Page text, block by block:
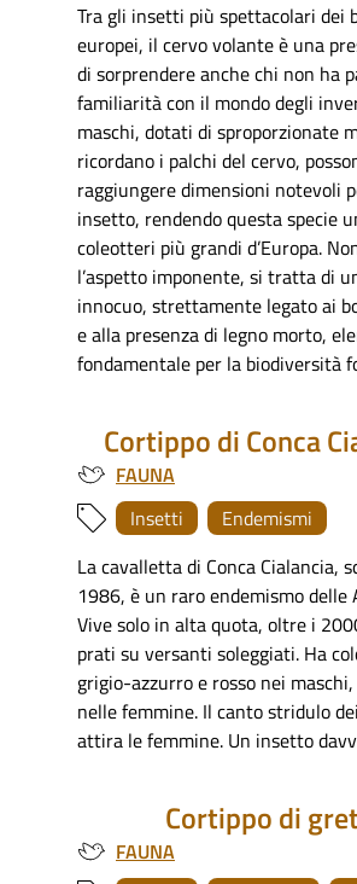
Tra gli insetti più spettacolari dei
europei, il cervo volante è una
di sorprendere anche chi non ha
familiarità con il mondo degli
maschi, dotati di sproporzionate
ricordano i palchi del cervo,
raggiungere dimensioni notevoli
insetto, rendendo questa specie
coleotteri più grandi d’Europa.
l’aspetto imponente, si tratta di
innocuo, strettamente legato ai
e alla presenza di legno morto,
fondamentale per la biodiversità
Cortippo di Conca
FAUNA
Insetti
Endemismi
La cavalletta di Conca Cialancia,
1986, è un raro endemismo delle
Vive solo in alta quota, oltre i
prati su versanti soleggiati. Ha
grigio-azzurro e rosso nei
nelle femmine. Il canto stridulo
attira le femmine. Un insetto
Cortippo di
FAUNA